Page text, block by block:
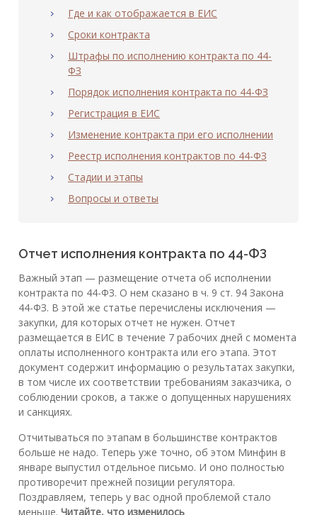
Где и как отображается в ЕИС
Сроки контракта
Штрафы по исполнению контракта по 44-
ФЗ
Порядок исполнения контракта по 44-ФЗ
Регистрация в ЕИС
Изменение контракта при его исполнении
Реестр исполнения контрактов по 44-ФЗ
Стадии и этапы
Вопросы и ответы
Отчет исполнения контракта по 44-ФЗ
Важный этап — размещение отчета об исполнении
контракта по 44-ФЗ. О нем сказано в ч. 9 ст. 94 Закона
44-ФЗ. В этой же статье перечислены исключения —
закупки, для которых отчет не нужен. Отчет
размещается в ЕИС в течение 7 рабочих дней с момента
оплаты исполненного контракта или его этапа. Этот
документ содержит информацию о результатах закупки,
в том числе их соответствии требованиям заказчика, о
соблюдении сроков, а также о допущенных нарушениях
и санкциях.
Отчитываться по этапам в большинстве контрактов
больше не надо. Теперь уже точно, об этом Минфин в
январе выпустил отдельное письмо. И оно полностью
противоречит прежней позиции регулятора.
Поздравляем, теперь у вас одной проблемой стало
меньше. Читайте, что изменилось